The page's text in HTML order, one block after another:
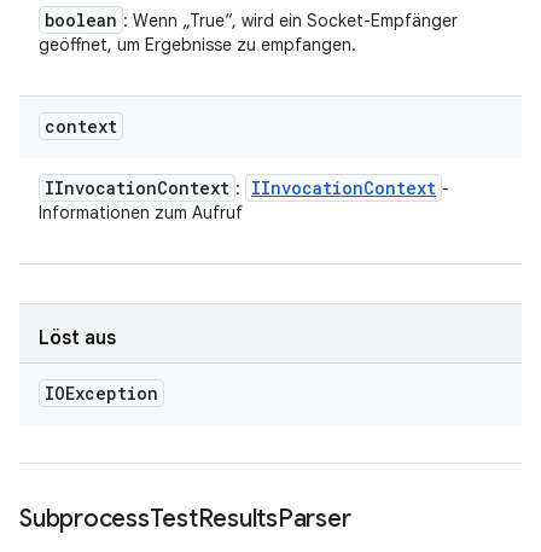
boolean : Wenn „True“, wird ein Socket-Empfänger
geöffnet, um Ergebnisse zu empfangen.
context
IInvocationContext : IInvocationContext -
Informationen zum Aufruf
Löst aus
IOException
SubprocessTestResultsParser